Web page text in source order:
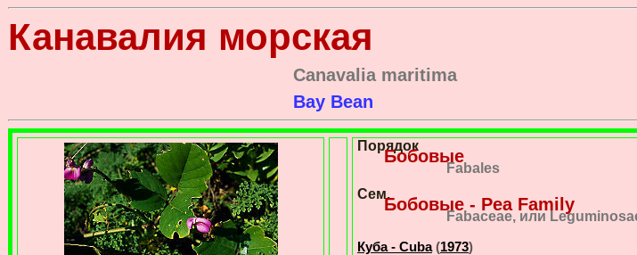
Канавалия морская
Canavalia maritima
Bay Bean
Порядок
Бобовые
Fabales
Сем.
Бобовые - Pea Family
Fabaceae, или
Куба - Cuba(1973)